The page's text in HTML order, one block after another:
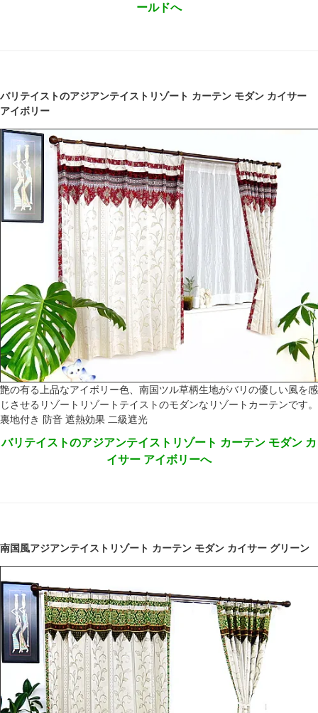
ールドへ
バリテイストのアジアンテイストリゾート カーテン モダン カイサー
アイボリー
艶の有る上品なアイボリー色、南国ツル草柄生地がバリの優しい風を感
じさせるリゾートリゾートテイストのモダンなリゾートカーテンです。
裏地付き 防音 遮熱効果 二級遮光
バリテイストのアジアンテイストリゾート カーテン モダン カ
イサー アイボリーへ
南国風アジアンテイストリゾート カーテン モダン カイサー グリーン